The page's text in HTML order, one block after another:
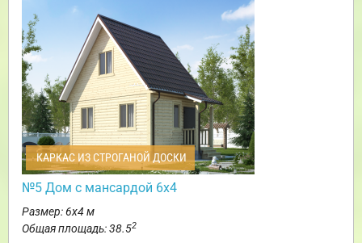
КАРКАС ИЗ СТРОГАНОЙ ДОСКИ
№5 Дом с мансардой 6х4
Размер: 6х4 м
Общая площадь: 38.52